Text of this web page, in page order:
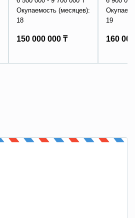
Окупаемость (месяцев):
18
150 000 000 ₸
19
160